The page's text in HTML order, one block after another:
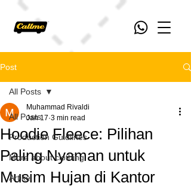
Post
All Posts
Production Guidlines
More about clothing
Artikel
All Posts
Hoodie Fleece: Pilihan
Paling Nyaman untuk
Musim Hujan di Kantor
Muhammad Rivaldi
Jan 17 3 min read